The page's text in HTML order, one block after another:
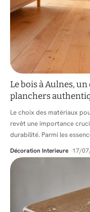
Le bois à Aulnes,
planchers
Le choix des matériaux
revêt une importance
durabilité. Parmi les
Décoration Interieure 17/